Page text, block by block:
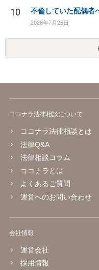
10 不倫していた配偶者
2026年7月25日
ココナラ法律相談について
ココナラ法律相談とは
法律Q&A
法律相談コラム
ココナラとは
よくあるご質問
運営へのお問い合わせ
会社情報
運営会社
採用情報